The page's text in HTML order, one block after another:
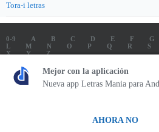
Tora-i letras
0-9 A B C D E F G
L
M N O P Q R S
X
Y
Z
LETRAS
SOUNDTRACK LETRAS
TOP 100 LETRAS
ENVIA LETRAS
Letrasmania.com - Copyright © 2026
Mejor con la aplicación
Nueva app Letras Mania para
AHORA NO